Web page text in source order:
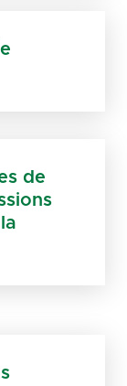
de